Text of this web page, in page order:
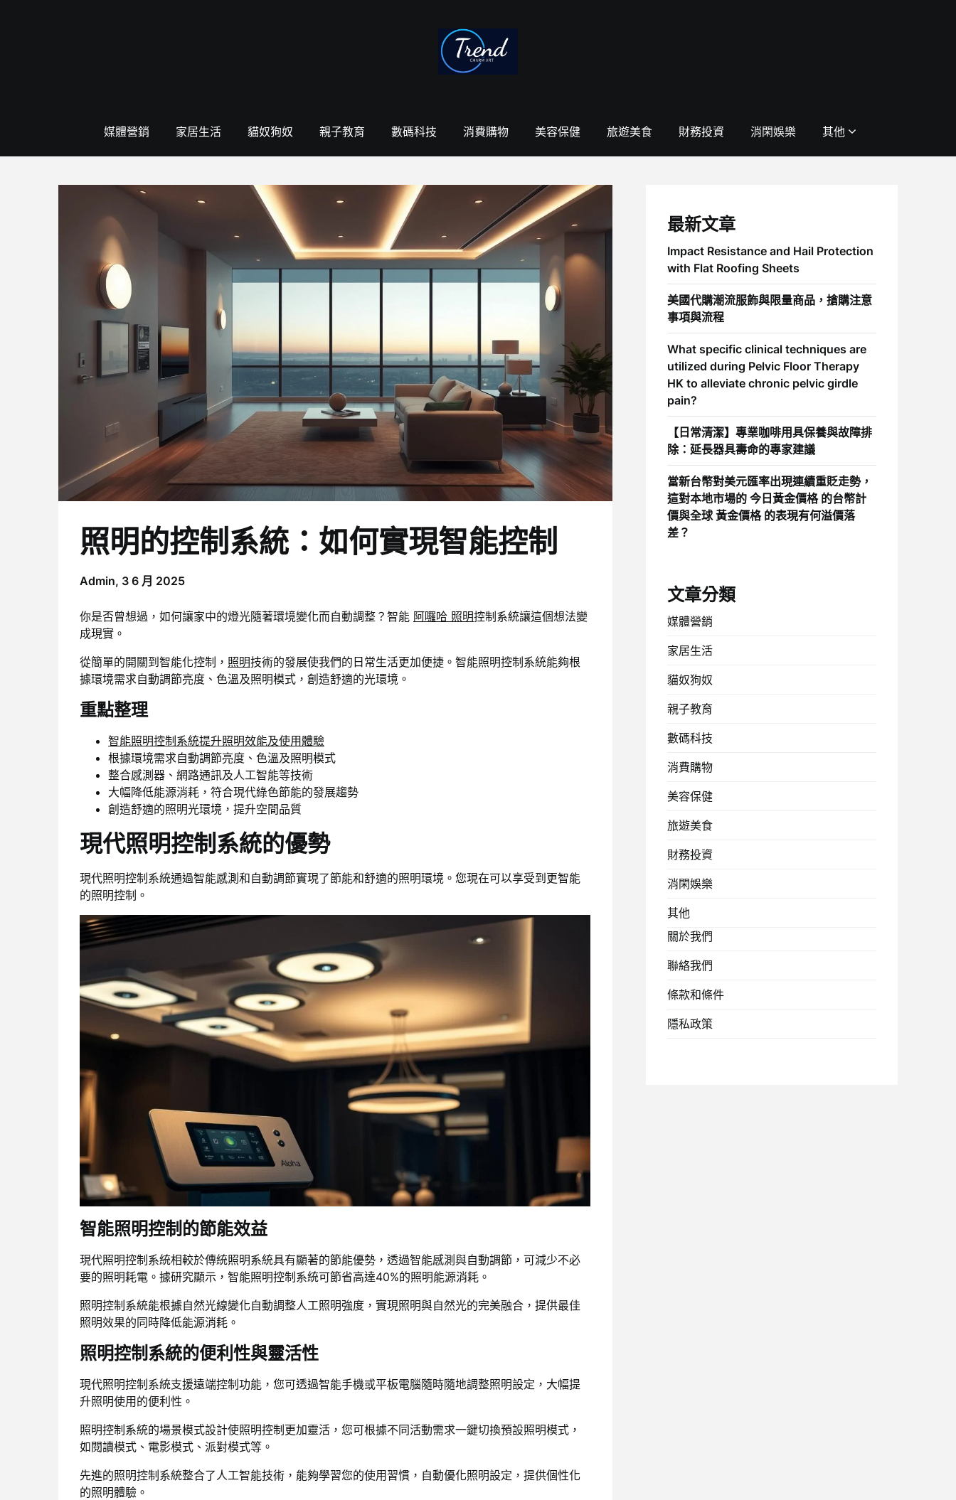
媒體營銷 家居生活 貓奴狗奴 親子教育 數碼科技 消費購物 美容保健 旅遊美食 財務投資 消閑娛樂 其他
照明的控制系統：如何實現智能控制
Admin, 3 6 月 2025
你是否曾想過，如何讓家中的燈光隨著環境變化而自動調整？智能 阿囉哈 照明控制系統讓這個想法變
成現實。
從簡單的開關到智能化控制， 照明技術的發展使我們的日常生活更加便捷。智能照明控制系統能夠根
據環境需求自動調節亮度、色溫及照明模式，創造舒適的光環境。
重點整理
智能照明控制系統提升照明效能及使用體驗
根據環境需求自動調節亮度、色溫及照明模式
整合感測器、網路通訊及人工智能等技術
大幅降低能源消耗，符合現代綠色節能的發展趨勢
創造舒適的照明光環境，提升空間品質
現代照明控制系統的優勢
現代照明控制系統通過智能感測和自動調節實現了節能和舒適的照明環境。您現在可以享受到更智能
的照明控制。
智能照明控制的節能效益
現代照明控制系統相較於傳統照明系統具有顯著的節能優勢，透過智能感測與自動調節，可減少不必
要的照明耗電。據研究顯示，智能照明控制系統可節省高達40%的照明能源消耗。
照明控制系統能根據自然光線變化自動調整人工照明強度，實現照明與自然光的完美融合，提供最佳
照明效果的同時降低能源消耗。
照明控制系統的便利性與靈活性
現代照明控制系統支援遠端控制功能，您可透過智能手機或平板電腦隨時隨地調整照明設定，大幅提
升照明使用的便利性。
照明控制系統的場景模式設計使照明控制更加靈活，您可根據不同活動需求一鍵切換預設照明模式，
如閱讀模式、電影模式、派對模式等。
先進的照明控制系統整合了人工智能技術，能夠學習您的使用習慣，自動優化照明設定，提供個性化
的照明體驗。
最新文章
Impact Resistance and Hail Protection
with Flat Roofing Sheets
美國代購潮流服飾與限量商品，搶購注意
事項與流程
What specific clinical techniques are
utilized during Pelvic Floor Therapy
HK to alleviate chronic pelvic girdle
pain?
【日常清潔】專業咖啡用具保養與故障排
除：延長器具壽命的專家建議
當新台幣對美元匯率出現連續重貶走勢，
這對本地市場的 今日黃金價格 的台幣計
價與全球 黃金價格 的表現有何溢價落
差？
文章分類
媒體營銷
家居生活
貓奴狗奴
親子教育
數碼科技
消費購物
美容保健
旅遊美食
財務投資
消閑娛樂
其他
關於我們
聯絡我們
條款和條件
隱私政策